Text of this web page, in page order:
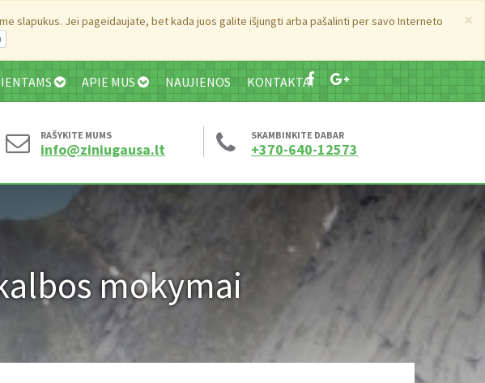
×
slapukus. Jei pageidaujate, bet kada juos galite išjungti arba pašalinti per savo Interneto
APIE MUS NAUJIENOS KONTAKTAI
RAŠYKITE MUMS
info@ziniugausa.lt
SKAMBINKITE DABAR
+370-640-12573
mokymai